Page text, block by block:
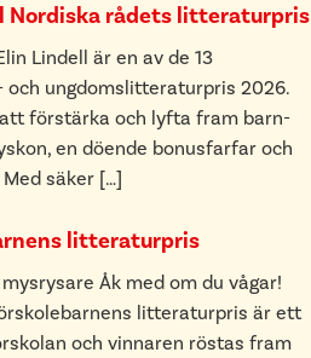
Nordiska rådets litteraturpris
Lindell är en av de 13
ungdomslitteraturpris 2026.
förstärka och lyfta fram barn-
en döende bonusfarfar och
säker […]
litteraturpris
Åk med om du vågar!
litteraturpris är ett
och vinnaren röstas fram